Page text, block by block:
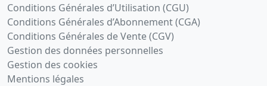
Conditions Générales d’Utilisation (CGU)
Conditions Générales d’Abonnement (CGA)
Conditions Générales de Vente (CGV)
Gestion des données personnelles
Gestion des cookies
Mentions légales